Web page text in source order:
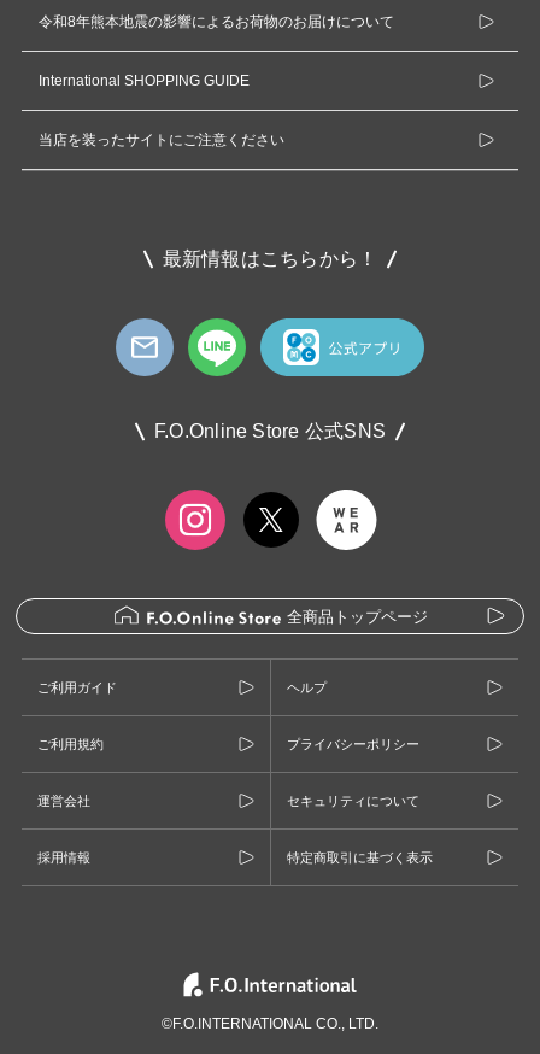
令和8年熊本地震の影響によるお荷物のお届けについて
International SHOPPING GUIDE
当店を装ったサイトにご注意ください
最新情報はこちらから！
F.O.Online Store 公式SNS
全商品トップページ
ご利用ガイド ヘルプ
ご利用規約 プライバシーポリシー
運営会社 セキュリティについて
採用情報 特定商取引に基づく表示
©F.O.INTERNATIONAL CO., LTD.